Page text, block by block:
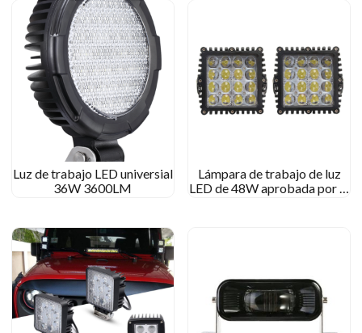
Luz de trabajo LED universial
36W 3600LM
Lámpara de trabajo de luz
LED de 48W aprobada por el